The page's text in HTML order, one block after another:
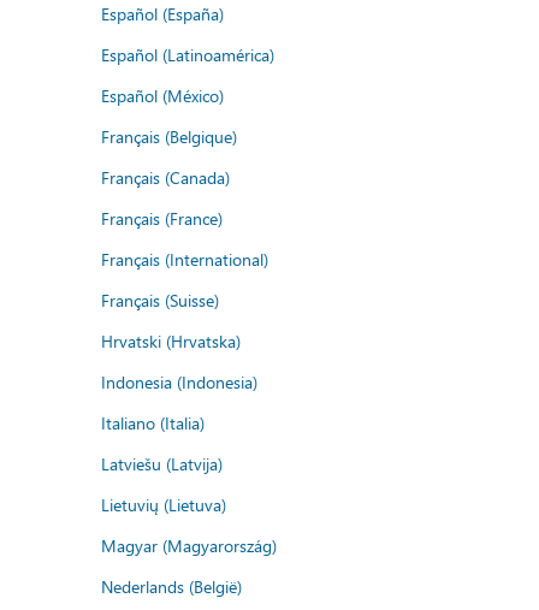
Español (España)
Español (Latinoamérica)
Español (México)
Français (Belgique)
Français (Canada)
Français (France)
Français (International)
Français (Suisse)
Hrvatski (Hrvatska)
Indonesia (Indonesia)
Italiano (Italia)
Latviešu (Latvija)
Lietuvių (Lietuva)
Magyar (Magyarország)
Nederlands (België)